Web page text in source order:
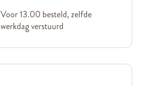
Voor 13.00 besteld, zelfde
werkdag verstuurd